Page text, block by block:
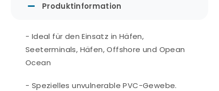
Produktinformation
- Ideal für den Einsatz in Häfen,
Seeterminals, Häfen, Offshore und Opean
Ocean
- Spezielles unvulnerable PVC-Gewebe.